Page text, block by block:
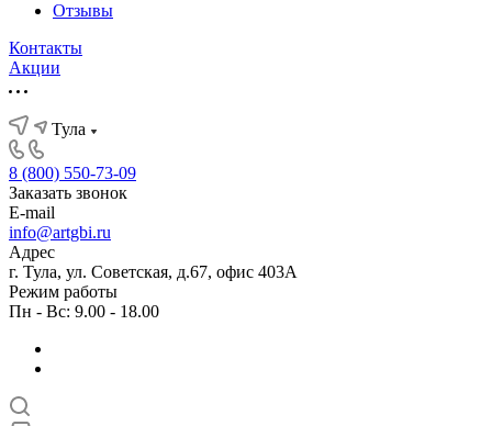
Отзывы
Контакты
Акции
Тула
8 (800) 550-73-09
Заказать звонок
E-mail
info@artgbi.ru
Адрес
г. Тула, ул. Советская, д.67, офис 403А
Режим работы
Пн - Вс: 9.00 - 18.00